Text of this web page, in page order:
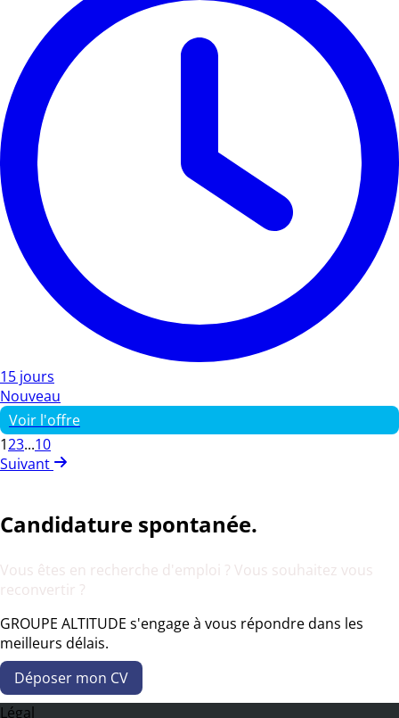
15 jours
Nouveau
Voir l'offre
123...10
Suivant
Candidature spontanée.
Vous êtes en recherche d'emploi ? Vous souhaitez vous
reconvertir ?
GROUPE ALTITUDE s'engage à vous répondre dans les
meilleurs délais.
Déposer mon CV
Légal